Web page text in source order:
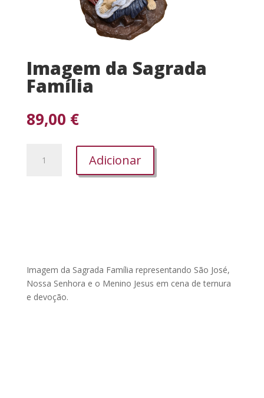
Imagem da Sagrada
Família
89,00 €
Adicionar
Imagem da Sagrada Família representando São José,
Nossa Senhora e o Menino Jesus em cena de ternura
e devoção.